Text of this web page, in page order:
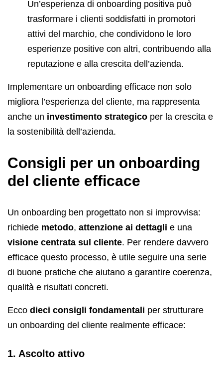
Un’esperienza di onboarding positiva può
trasformare i clienti soddisfatti in promotori
attivi del marchio, che condividono le loro
esperienze positive con altri, contribuendo alla
reputazione e alla crescita dell’azienda.
Implementare un onboarding efficace non solo
migliora l’esperienza del cliente, ma rappresenta
anche un investimento strategico per la crescita e
la sostenibilità dell’azienda.
Consigli per un onboarding
del cliente efficace
Un onboarding ben progettato non si improvvisa:
richiede metodo, attenzione ai dettagli e una
visione centrata sul cliente. Per rendere davvero
efficace questo processo, è utile seguire una serie
di buone pratiche che aiutano a garantire coerenza,
qualità e risultati concreti.
Ecco dieci consigli fondamentali per strutturare
un onboarding del cliente realmente efficace:
1. Ascolto attivo